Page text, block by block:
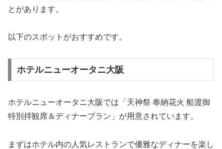
とがあります。
以下のスポットがおすすめです。
ホテルニューオータニ大阪
ホテルニューオータニ大阪では「天神祭 奉納花火 船渡御
特別拝観席＆ディナープラン」が用意されています。
まずはホテル内の人気レストランで優雅なディナーを楽し